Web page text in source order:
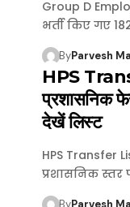
Group D
भर्ती किए गए
ByParvesh
HPS
प्रशासनिक
देखें लिस्ट
HPS Transfer
प्रशासनिक
ByParvesh